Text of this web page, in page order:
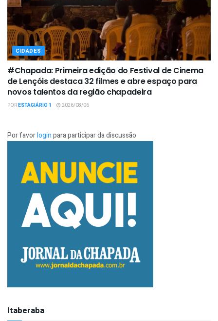
CIDADES
#Chapada: Primeira edição do Festival de Cinema
de Lençóis destaca 32 filmes e abre espaço para
novos talentos da região chapadeira
PORESTAGIÁRIO 1 2026/08/06
Por favorloginpara participar da discussão
Itaberaba